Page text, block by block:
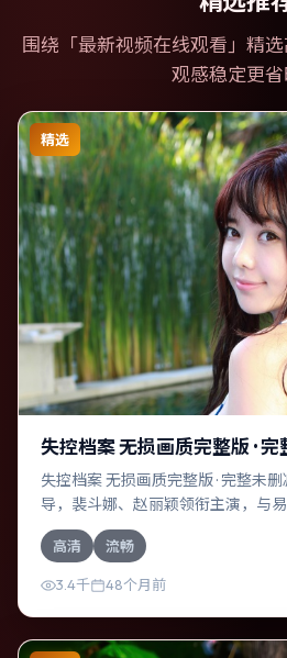
围绕「最新视频在线观看 」精
观感稳定更省
精选
失控档案 无损画质完整版 ·
失控档案 无损画质完整版 · 完整未
导，裴斗娜、赵丽颖领衔主演，与
共同演绎。本片为传记类型，主要
工智能介入司法审判，人性边界遭
抑，节奏紧凑，人物动机清晰，适
高清 流畅
3.4千 48个月前